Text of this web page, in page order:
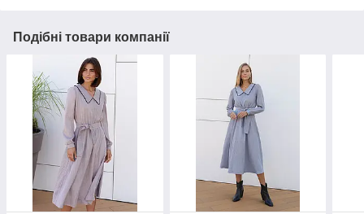
Подібні товари компанії